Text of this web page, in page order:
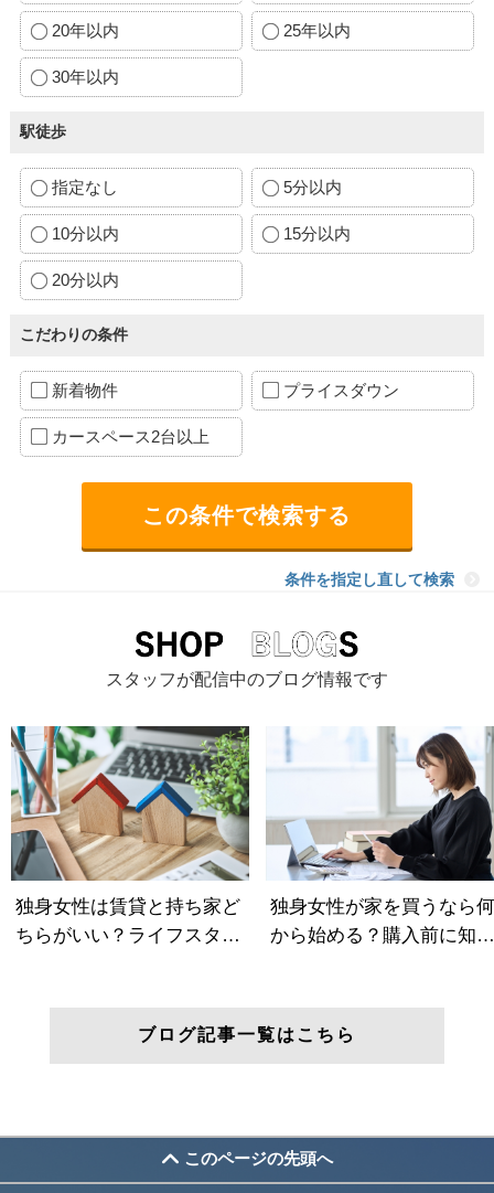
20年以内 25年以内
30年以内
駅徒歩
指定なし 5分以内
10分以内 15分以内
20分以内
こだわりの条件
新着物件 プライスダウン
カースペース2台以上
条件を指定し直して検索
スタッフが配信中のブログ情報です
ブログ記事一覧はこちら
このページの先頭へ